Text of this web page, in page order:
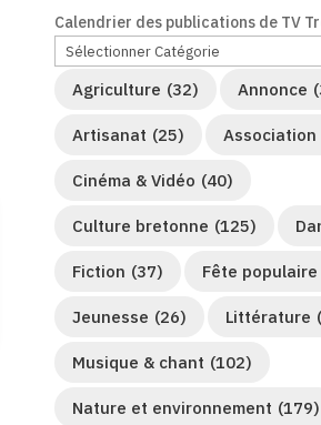
Calendrier des publications de TV
Agriculture (32) Annonce
Artisanat (25) Association
Cinéma & Vidéo (40)
Culture bretonne (125)
Fiction (37) Fête populaire
Jeunesse (26) Littérature
Musique & chant (102)
Nature et environnement (179)